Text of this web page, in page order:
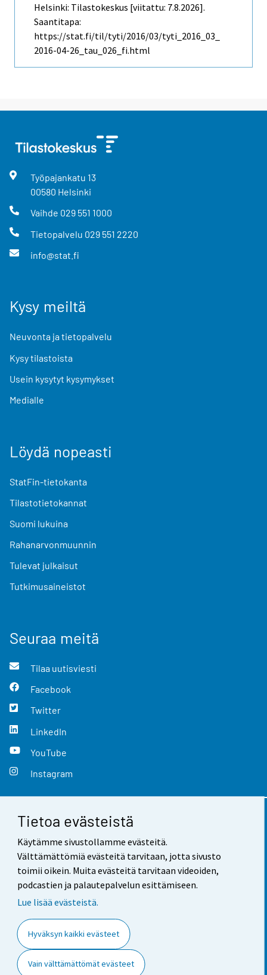
Tietoa evästeistä
Käytämme sivustollamme evästeitä.
Välttämättömiä evästeitä tarvitaan, jotta sivusto
toimii oikein. Muita evästeitä tarvitaan videoiden,
podcastien ja palautepalvelun esittämiseen.
Lue lisää evästeistä.
Hyväksyn kaikki evästeet
Vain välttämättömät evästeet
Helsinki: Tilastokeskus [viitattu: 7.8.2026].
Saantitapa:
https://stat.fi/til/tyti/2016/03/tyti_2016_03_
2016-04-26_tau_026_fi.html
Työpajankatu 13
00580 Helsinki
Vaihde 029 551 1000
Tietopalvelu 029 551 2220
info@stat.fi
Kysy meiltä
Neuvonta ja tietopalvelu
Kysy tilastoista
Usein kysytyt kysymykset
Medialle
Löydä nopeasti
StatFin-tietokanta
Tilastotietokannat
Suomi lukuina
Rahanarvonmuunnin
Tulevat julkaisut
Tutkimusaineistot
Seuraa meitä
Tilaa uutisviesti
Facebook
Twitter
LinkedIn
YouTube
Instagram
Yhteystiedot
Palaute
Käyttöehdot
Saavutettavuus
Tietoa sivustosta
Evästeasetukset